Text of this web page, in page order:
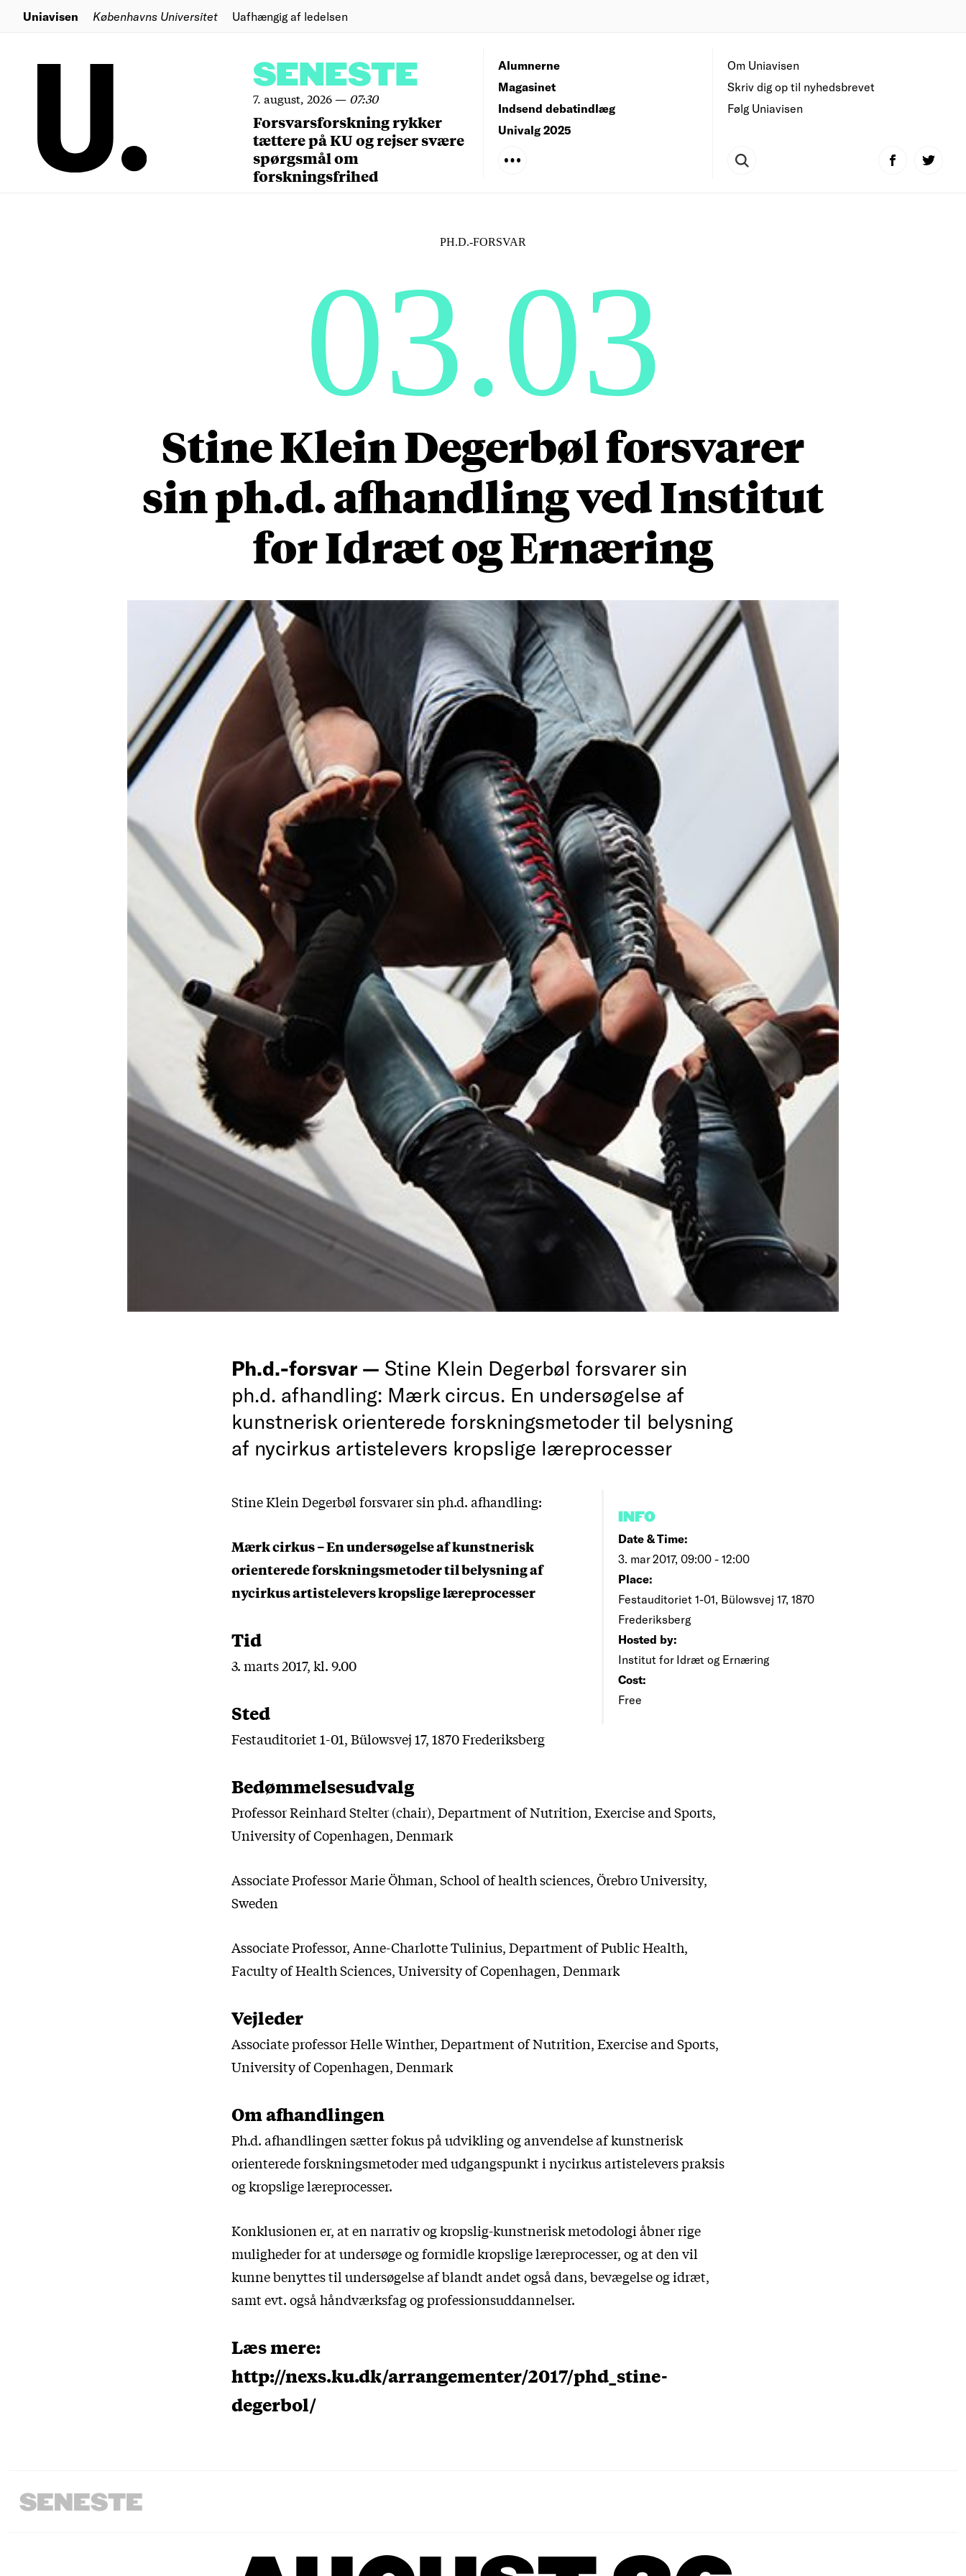
Uniavisen Københavns Universitet Uafhængig af ledelsen
SENESTE
7. august, 2026— 07:30
Forsvarsforskning rykker
tættere på KU og rejser svære
spørgsmål om
forskningsfrihed
Om Uniavisen
Skriv dig op til nyhedsbrevet
Følg Uniavisen
Alumnerne
Magasinet
Indsend debatindlæg
Univalg 2025
PH.D.-FORSVAR
03.03
Stine Klein Degerbøl forsvarer
sin ph.d. afhandling ved Institut
for Idræt og Ernæring
Ph.d.-forsvar — Stine Klein Degerbøl forsvarer sin
ph.d. afhandling: Mærk circus. En undersøgelse af
kunstnerisk orienterede forskningsmetoder til belysning
af nycirkus artistelevers kropslige læreprocesser
INFO
Date & Time:
3. mar 2017, 09:00 - 12:00
Place:
Festauditoriet 1-01, Bülowsvej 17, 1870
Frederiksberg
Hosted by:
Institut for Idræt og Ernæring
Cost:
Free
Stine Klein Degerbøl forsvarer sin ph.d. afhandling:
Mærk cirkus –En undersøgelse af kunstnerisk
orienterede forskningsmetoder til belysning af
nycirkus artistelevers kropslige læreprocesser
Tid
3. marts 2017, kl. 9.00
Sted
Festauditoriet 1-01, Bülowsvej 17, 1870 Frederiksberg
Bedømmelsesudvalg
Professor Reinhard Stelter (chair), Department of Nutrition, Exercise and Sports,
University of Copenhagen, Denmark
Associate Professor Marie Öhman, School of health sciences, Örebro University,
Sweden
Associate Professor, Anne-Charlotte Tulinius, Department of Public Health,
Faculty of Health Sciences, University of Copenhagen, Denmark
Vejleder
Associate professor Helle Winther, Department of Nutrition, Exercise and Sports,
University of Copenhagen, Denmark
Om afhandlingen
Ph.d. afhandlingen sætter fokus på udvikling og anvendelse af kunstnerisk
orienterede forskningsmetoder med udgangspunkt i nycirkus artistelevers praksis
og kropslige læreprocesser.
Konklusionen er, at en narrativ og kropslig-kunstnerisk metodologi åbner rige
muligheder for at undersøge og formidle kropslige læreprocesser, og at den vil
kunne benyttes til undersøgelse af blandt andet også dans, bevægelse og idræt,
samt evt. også håndværksfag og professionsuddannelser.
Læs mere:
http://nexs.ku.dk/arrangementer/2017/phd_stine-
degerbol/
SENESTE